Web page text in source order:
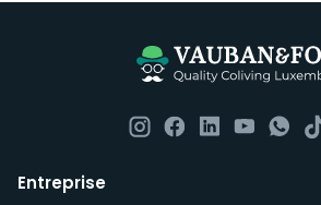
Entreprise